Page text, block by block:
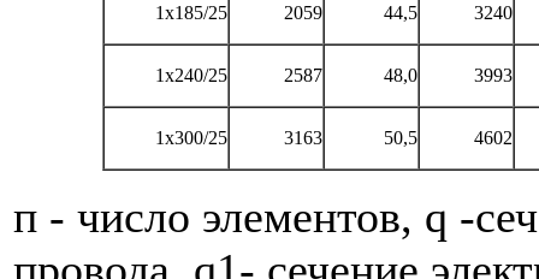
1x185/25 2059 44,5 3240
1x240/25 2587 48,0 3993
1x300/25 3163 50,5 4602
п - число элементов, q -